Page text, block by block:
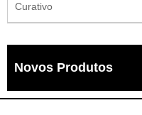
Curativo
Novos Produtos